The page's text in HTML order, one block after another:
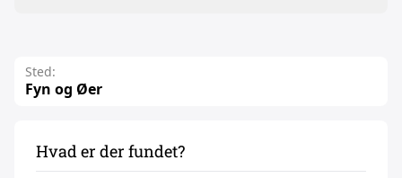
Sted:
Fyn og Øer
Hvad er der fundet?